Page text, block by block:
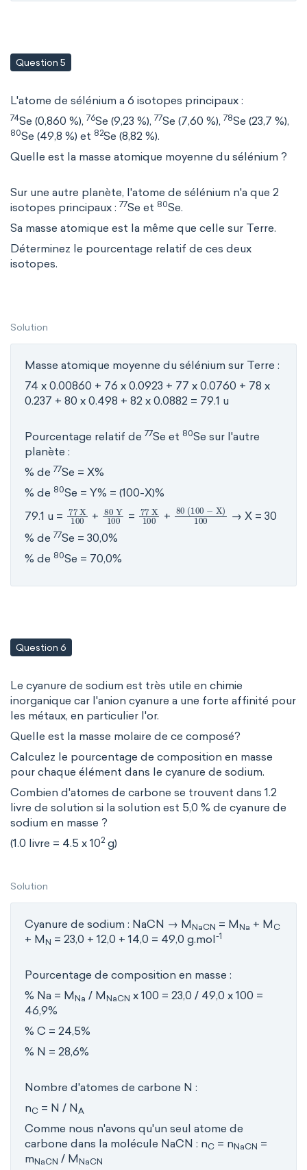
Question 5
L'atome de sélénium a 6 isotopes principaux :
74Se (0,860 %), 76Se (9,23 %), 77Se (7,60 %), 78Se (23,7 %),
80Se (49,8 %) et 82Se (8,82 %).
Quelle est la masse atomique moyenne du sélénium ?
Sur une autre planète, l'atome de sélénium n'a que 2
isotopes principaux : 77Se et 80Se.
Sa masse atomique est la même que celle sur Terre.
Déterminez le pourcentage relatif de ces deux
isotopes.
Solution
Masse atomique moyenne du sélénium sur Terre :
74 x 0.00860 + 76 x 0.0923 + 77 x 0.0760 + 78 x
0.237 + 80 x 0.498 + 82 x 0.0882 = 79.1 u
Pourcentage relatif de 77Se et 80Se sur l'autre
planète :
% de 77Se = X%
% de 80Se = Y% = (100-X)%
79.1 u = 77X 100
+ 80Y 100
= 77X 100
+ 80(100- 100
→ X = 30
% de 77Se = 30,0%
% de 80Se = 70,0%
Question 6
Le cyanure de sodium est très utile en chimie
inorganique car l'anion cyanure a une forte affinité pour
les métaux, en particulier l'or.
Quelle est la masse molaire de ce composé?
Calculez le pourcentage de composition en masse
pour chaque élément dans le cyanure de sodium.
Combien d'atomes de carbone se trouvent dans 1.2
livre de solution si la solution est 5,0 % de cyanure de
sodium en masse ?
(1.0 livre = 4.5 x 102 g)
Solution
Cyanure de sodium : NaCN → M NaCN = M Na + M C
+ M N = 23,0 + 12,0 + 14,0 = 49,0 g.mol-1
Pourcentage de composition en masse :
% Na = M Na / M NaCN x 100 = 23,0 / 49,0 x 100 =
46,9%
% C = 24,5%
% N = 28,6%
Nombre d'atomes de carbone N :
nC = N / NA
Comme nous n'avons qu'un seul atome de
carbone dans la molécule NaCN : nC = nNaCN =
mNaCN / M NaCN